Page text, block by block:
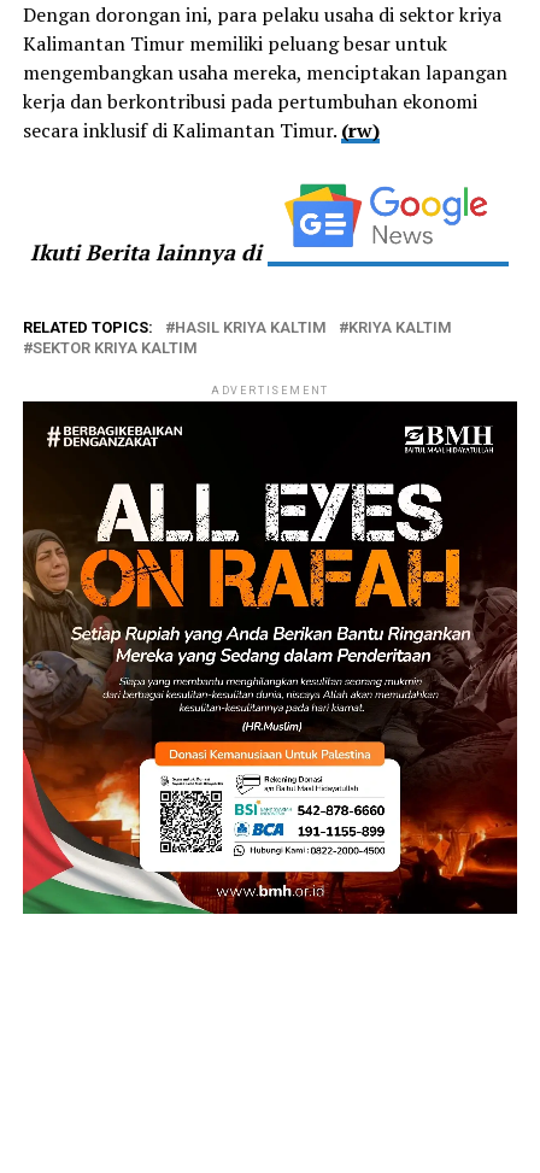
Dengan dorongan ini, para pelaku usaha di sektor kriya
Kalimantan Timur memiliki peluang besar untuk
mengembangkan usaha mereka, menciptakan lapangan
kerja dan berkontribusi pada pertumbuhan ekonomi
secara inklusif di Kalimantan Timur. (rw)
Ikuti Berita lainnya di
RELATED TOPICS: HASIL KRIYA KALTIM
KRIYA KALTIM
SEKTOR KRIYA KALTIM
ADVERTISEMENT